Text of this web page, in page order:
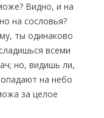
Видно, и на
на сословья?
ты одинаково
всеми
но, видишь ли,
на небо
за целое